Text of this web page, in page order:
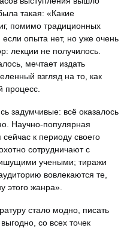
такая: «Какие
помимо традиционных
если опыта нет, но уже очень
лекции не получилось.
мечтает издать
взгляд на то, как
процесс.
задумчивые: всё оказалось
Научно-популярная
к периоду своего
сотрудничают с
учеными; тиражи
вовлекаются те,
этого жанра».
стало модно, писать
со всех точек